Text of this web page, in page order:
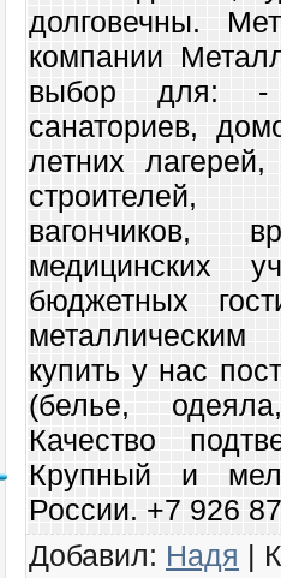
долговечны.
компании
выбор для: -
санаториев,
летних
строителей,
вагончиков,
медицинских
бюджетных
купить у нас
(белье,
Качество
Крупный и
России. +7 926
Добавил: Надя |